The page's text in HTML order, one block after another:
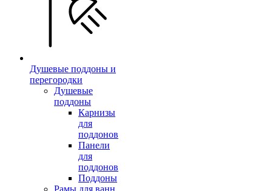
Душевые поддоны и
перегородки
Душевые
поддоны
Карнизы
для
поддонов
Панели
для
поддонов
Поддоны
Рамы для ванн